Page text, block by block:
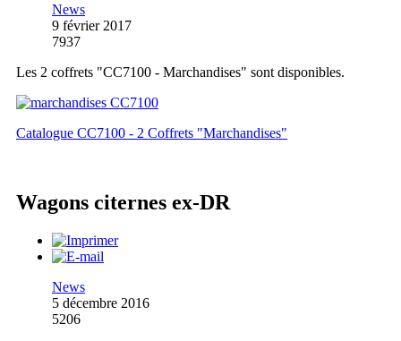
News
9 février 2017
7937
Les 2 coffrets "CC7100 - Marchandises" sont disponibles.
Catalogue CC7100 - 2 Coffrets "Marchandises"
Wagons citernes ex-DR
News
5 décembre 2016
5206